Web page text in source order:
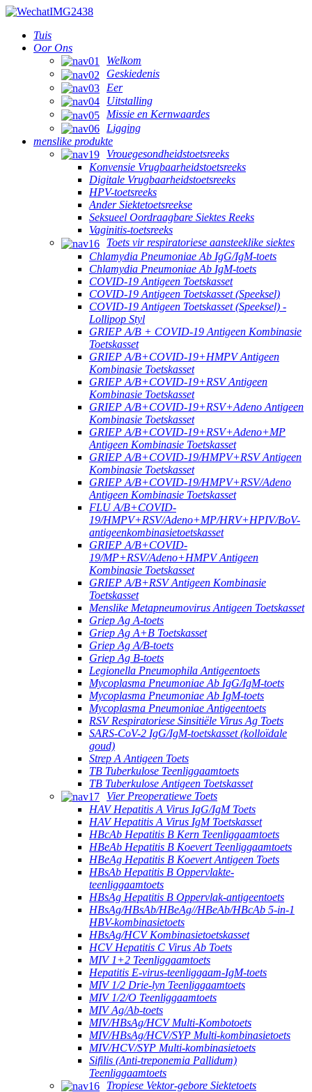
Tuis
Oor Ons
Welkom
Geskiedenis
Eer
Uitstalling
Missie en Kernwaardes
Ligging
menslike produkte
Vrouegesondheidstoetsreeks
Konvensie Vrugbaarheidstoetsreeks
Digitale Vrugbaarheidstoetsreeks
HPV-toetsreeks
Ander Siektetoetsreekse
Seksueel Oordraagbare Siektes Reeks
Vaginitis-toetsreeks
Toets vir respiratoriese aansteeklike siektes
Chlamydia Pneumoniae Ab IgG/IgM-toets
Chlamydia Pneumoniae Ab IgM-toets
COVID-19 Antigeen Toetskasset
COVID-19 Antigeen Toetskasset (Speeksel)
COVID-19 Antigeen Toetskasset (Speeksel) -
Lollipop Styl
GRIEP A/B + COVID-19 Antigeen Kombinasie
Toetskasset
GRIEP A/B+COVID-19+HMPV Antigeen
Kombinasie Toetskasset
GRIEP A/B+COVID-19+RSV Antigeen
Kombinasie Toetskasset
GRIEP A/B+COVID-19+RSV+Adeno Antigeen
Kombinasie Toetskasset
GRIEP A/B+COVID-19+RSV+Adeno+MP
Antigeen Kombinasie Toetskasset
GRIEP A/B+COVID-19/HMPV+RSV Antigeen
Kombinasie Toetskasset
GRIEP A/B+COVID-19/HMPV+RSV/Adeno
Antigeen Kombinasie Toetskasset
FLU A/B+COVID-
19/HMPV+RSV/Adeno+MP/HRV+HPIV/BoV-
antigeenkombinasietoetskasset
GRIEP A/B+COVID-
19/MP+RSV/Adeno+HMPV Antigeen
Kombinasie Toetskasset
GRIEP A/B+RSV Antigeen Kombinasie
Toetskasset
Menslike Metapneumovirus Antigeen Toetskasset
Griep Ag A-toets
Griep Ag A+B Toetskasset
Griep Ag A/B-toets
Griep Ag B-toets
Legionella Pneumophila Antigeentoets
Mycoplasma Pneumoniae Ab IgG/IgM-toets
Mycoplasma Pneumoniae Ab IgM-toets
Mycoplasma Pneumoniae Antigeentoets
RSV Respiratoriese Sinsitiële Virus Ag Toets
SARS-CoV-2 IgG/IgM-toetskasset (kolloïdale
goud)
Strep A Antigeen Toets
TB Tuberkulose Teenliggaamtoets
TB Tuberkulose Antigeen Toetskasset
Vier Preoperatiewe Toets
HAV Hepatitis A Virus IgG/IgM Toets
HAV Hepatitis A Virus IgM Toetskasset
HBcAb Hepatitis B Kern Teenliggaamtoets
HBeAb Hepatitis B Koevert Teenliggaamtoets
HBeAg Hepatitis B Koevert Antigeen Toets
HBsAb Hepatitis B Oppervlakte-
teenliggaamtoets
HBsAg Hepatitis B Oppervlak-antigeentoets
HBsAg/HBsAb/HBeAg//HBeAb/HBcAb 5-in-1
HBV-kombinasietoets
HBsAg/HCV Kombinasietoetskasset
HCV Hepatitis C Virus Ab Toets
MIV 1+2 Teenliggaamtoets
Hepatitis E-virus-teenliggaam-IgM-toets
MIV 1/2 Drie-lyn Teenliggaamtoets
MIV 1/2/O Teenliggaamtoets
MIV Ag/Ab-toets
MIV/HBsAg/HCV Multi-Kombotoets
MIV/HBsAg/HCV/SYP Multi-kombinasietoets
MIV/HCV/SYP Multi-kombinasietoets
Sifilis (Anti-treponemia Pallidum)
Teenliggaamtoets
Tropiese Vektor-gebore Siektetoets